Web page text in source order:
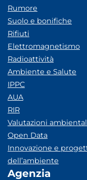
Rumore
Suolo e bonifiche
Rifiuti
Elettromagnetismo
Radioattività
Ambiente e Salute
IPPC
AUA
RIR
Valutazioni
Open Data
Innovazione e
dell’ambiente
Agenzia